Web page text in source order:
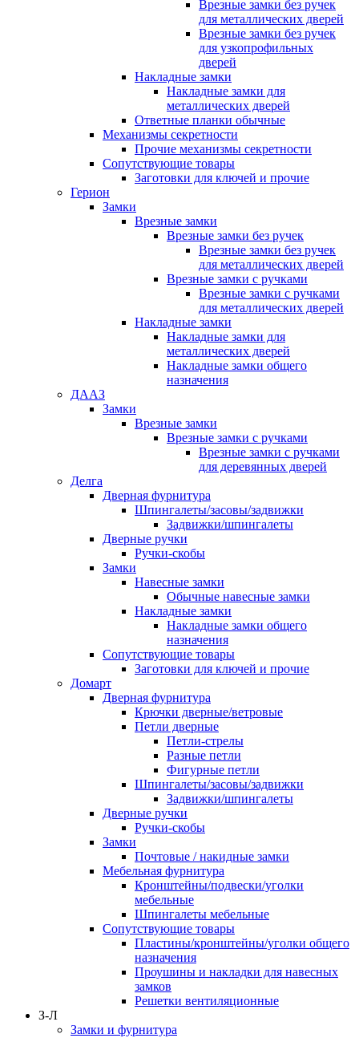
Врезные замки без ручек
для металлических дверей
Врезные замки без ручек
для узкопрофильных
дверей
Накладные замки
Накладные замки для
металлических дверей
Ответные планки обычные
Механизмы секретности
Прочие механизмы секретности
Сопутствующие товары
Заготовки для ключей и прочие
Герион
Замки
Врезные замки
Врезные замки без ручек
Врезные замки без ручек
для металлических дверей
Врезные замки с ручками
Врезные замки с ручками
для металлических дверей
Накладные замки
Накладные замки для
металлических дверей
Накладные замки общего
назначения
ДААЗ
Замки
Врезные замки
Врезные замки с ручками
Врезные замки с ручками
для деревянных дверей
Делга
Дверная фурнитура
Шпингалеты/засовы/задвижки
Задвижки/шпингалеты
Дверные ручки
Ручки-скобы
Замки
Навесные замки
Обычные навесные замки
Накладные замки
Накладные замки общего
назначения
Сопутствующие товары
Заготовки для ключей и прочие
Домарт
Дверная фурнитура
Крючки дверные/ветровые
Петли дверные
Петли-стрелы
Разные петли
Фигурные петли
Шпингалеты/засовы/задвижки
Задвижки/шпингалеты
Дверные ручки
Ручки-скобы
Замки
Почтовые / накидные замки
Мебельная фурнитура
Кронштейны/подвески/уголки
мебельные
Шпингалеты мебельные
Сопутствующие товары
Пластины/кронштейны/уголки общего
назначения
Проушины и накладки для навесных
замков
Решетки вентиляционные
З-Л
Замки и фурнитура